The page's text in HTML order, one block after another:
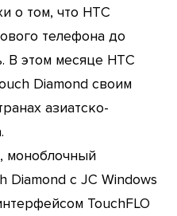
о том, что HTC
телефона до
В этом месяце HTC
Diamond своим
азиатско-
моноблочный
Diamond с JC Windows
TouchFLO